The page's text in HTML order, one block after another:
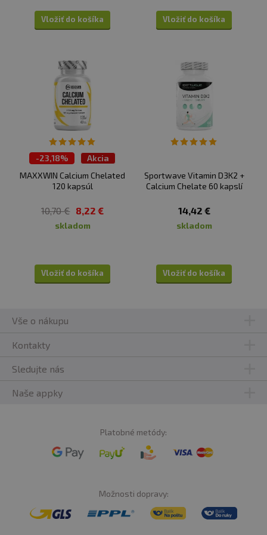
°C. Výrobce a prodávající neručí za vady vzniklé
nevhodným skladováním a použitím.
Vložiť do košíka Vložiť do košíka
-23,18%
Akcia
MAXXWIN Calcium Chelated
120 kapsúl
10,70 € 8,22 €
skladom
Vložiť do košíka
Sportwave Vitamin D3K2 +
Calcium Chelate 60 kapslí
14,42 €
skladom
Vložiť do košíka
Vše o nákupu
Kontakty
Sledujte nás
Naše appky
Platobné metódy:
Možnosti dopravy: